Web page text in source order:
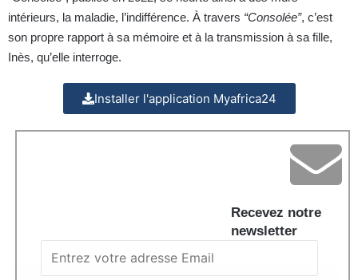
intérieurs, la maladie, l’indifférence. À travers “Consolée”, c’est
son propre rapport à sa mémoire et à la transmission à sa fille,
Inès, qu’elle interroge.
Installer l'application Myafrica24
Recevez notre
newsletter